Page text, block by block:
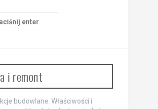
i remont
budowlane: Właściwości i